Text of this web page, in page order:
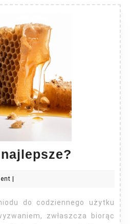
|
zwłaszcza biorąc